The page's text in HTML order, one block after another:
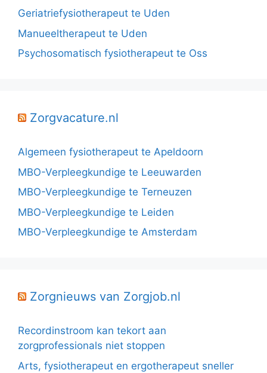
Geriatriefysiotherapeut te Uden
Manueeltherapeut te Uden
Psychosomatisch fysiotherapeut te Oss
Zorgvacature.nl
Algemeen fysiotherapeut te Apeldoorn
MBO-Verpleegkundige te Leeuwarden
MBO-Verpleegkundige te Terneuzen
MBO-Verpleegkundige te Leiden
MBO-Verpleegkundige te Amsterdam
Zorgnieuws van Zorgjob.nl
Recordinstroom kan tekort aan
zorgprofessionals niet stoppen
Arts, fysiotherapeut en ergotherapeut sneller